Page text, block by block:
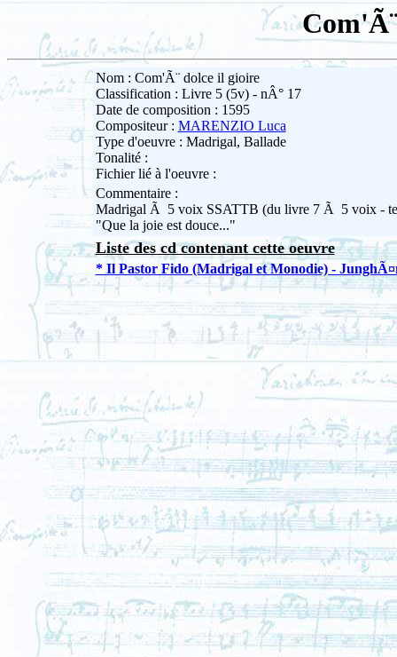
Nom : Com'Ã¨ dolce il gioire
Classification : Livre 5 (5v) - nÂ° 17
Date de composition : 1595
Compositeur : MARENZIO Luca
Type d'oeuvre : Madrigal, Ballade
Tonalité :
Fichier lié à l'oeuvre :
Commentaire :
Madrigal Ã 5 voix SSATTB (du livre 7 Ã 5 voix -
"Que la joie est douce..."
Liste des cd contenant cette oeuvre
* Il Pastor Fido (Madrigal et Monodie) -